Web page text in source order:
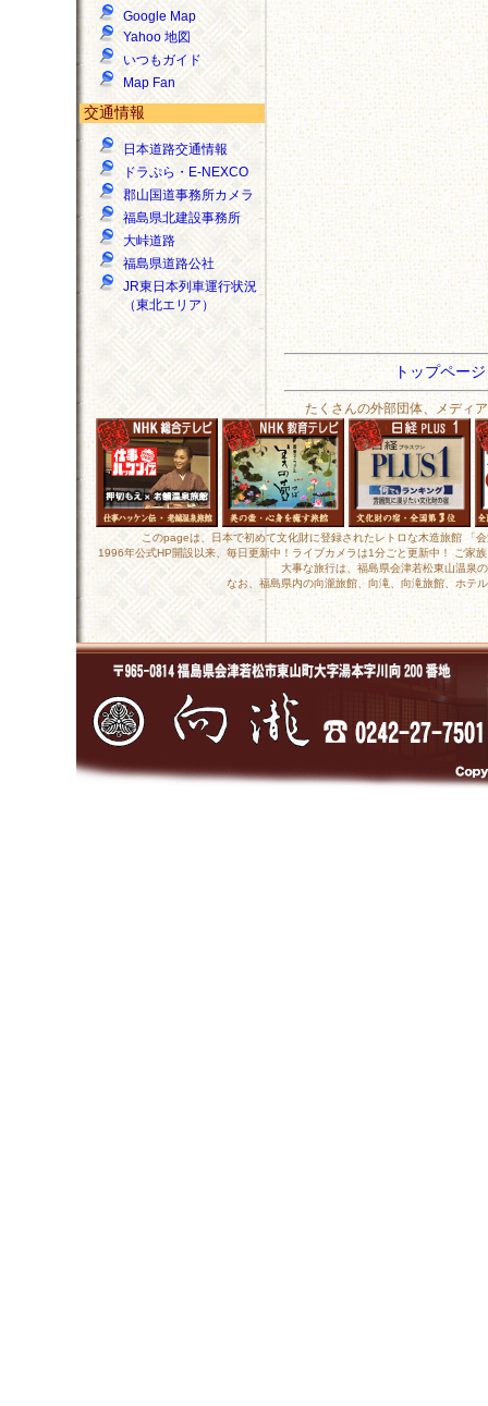
Google Map
Yahoo 地図
いつもガイド
Map Fan
交通情報
日本道路交通情報
ドラぷら・E-NEXCO
郡山国道事務所カメラ
福島県北建設事務所
大峠道路
福島県道路公社
JR東日本列車運行状況
（東北エリア）
トップペー
たくさんの外部団体、メディ
このpageは、日本で初めて文化財に登録されたレトロな木造旅館
1996年公式HP開設以来、毎日更新中！ライブカメラは1分ごと更新中！ ご家
大事な旅行は、福島県会津若松東山温泉
なお、福島県内の向瀧旅館、向滝、向滝旅館、ホテ